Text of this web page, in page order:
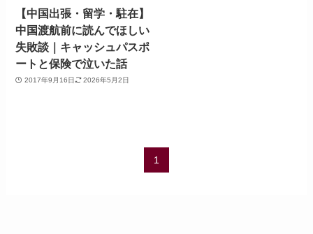
【中国出張・留学・駐在】
中国渡航前に読んでほしい
失敗談｜キャッシュパスポ
ートと保険で泣いた話
2017年9月16日 2026年5月2日
1